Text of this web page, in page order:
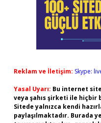
Reklam ve İletişim: Skype:
Yasal Uyarı: Bu internet
veya şahıs şirketi ile hiçbir
Sitede yalnızca kendi
paylaşılmaktadır. Burada